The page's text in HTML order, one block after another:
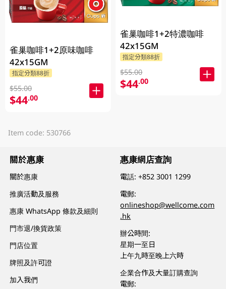
雀巢咖啡1+2原味咖啡
42x15GM
指定分類88折
$55.00
$44.00
雀巢咖啡1+2特濃咖啡
42x15GM
指定分類88折
$55.00
$44.00
Item code: 530766
關於惠康
關於惠康
推廣活動及服務
惠康 WhatsApp 條款及細則
門市退/換貨政策
門店位置
牌照及許可證
加入我們
惠康網店查詢
電話:+852 3001 1299
電郵:
onlineshop@wellcome.com
.hk
辦公時間:
星期一至日
上午九時至晚上六時
企業合作及大量訂購查詢
電郵: